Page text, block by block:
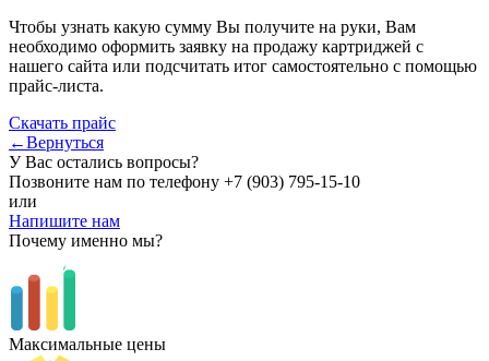
Чтобы узнать какую сумму Вы получите на руки, Вам
необходимо оформить заявку на продажу картриджей с
нашего сайта или подсчитать итог самостоятельно с помощью
прайс-листа.
Скачать прайс
←Вернуться
У Вас остались вопросы?
Позвоните нам по телефону +7 (903) 795-15-10
или
Напишите нам
Почему именно мы?
Максимальные цены